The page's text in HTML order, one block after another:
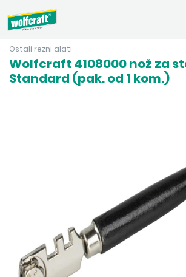
Ostali rezni alati
Wolfcraft 4108000 nož za
Standard (pak. od 1 kom.)